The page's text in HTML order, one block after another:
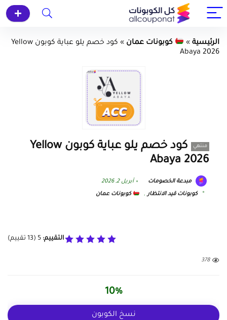
الرئيسية » كوبونات عمان »
كود خصم يلو عباية كوبون Yellow
Abaya 2026
منتهي
كود خصم يلو عباية كوبون Yellow
Abaya 2026
مبدعة الخصومات أبريل 2, 2026
كوبونات قيد الانتظار , كوبونات عمان
التقييم: 5
(
13 تقييم)
378
10%
نسخ الكوبون